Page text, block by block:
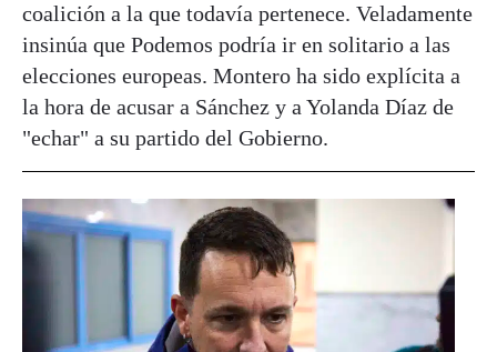
coalición a la que todavía pertenece. Veladamente
insinúa que Podemos podría ir en solitario a las
elecciones europeas. Montero ha sido explícita a
la hora de acusar a Sánchez y a Yolanda Díaz de
"echar" a su partido del Gobierno.